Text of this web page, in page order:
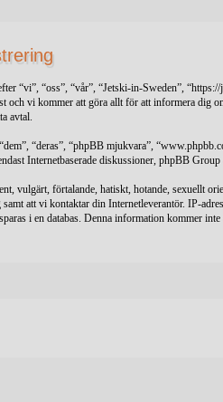
“vi”, “oss”, “vår”, “Jetski-in-Sweden”,
och vi kommer att göra allt för att informera dig
avtal.
“deras”, “phpBB mjukvara”,
Internetbaserade diskussioner, phpBB
vulgärt, förtalande, hatiskt, hotande, sexuellt
att vi kontaktar din Internetleverantör. IP-
i en databas. Denna information kommer